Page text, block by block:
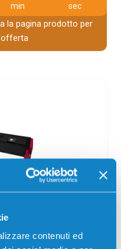
contenuti ed
min sec
la pagina prodotto per